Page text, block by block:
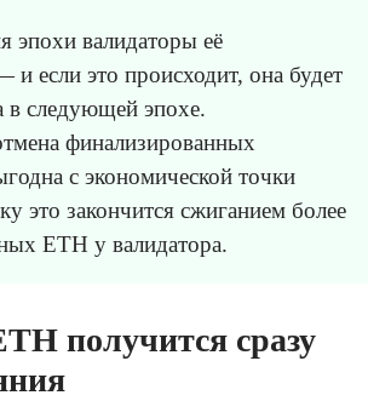
эпохи валидаторы её
если это происходит, она будет
в следующей эпохе.
финализированных
с экономической точки
это закончится сжиганием более
ETH у валидатора.
получится сразу